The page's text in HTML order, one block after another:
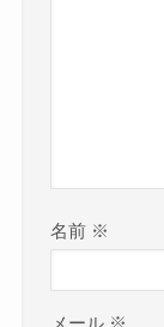
名前 ※